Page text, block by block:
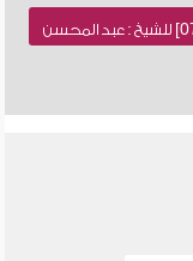
نسخة نصية للطباعة , شرح سنن أبي داود [074] للشيخ : عبد المحسن